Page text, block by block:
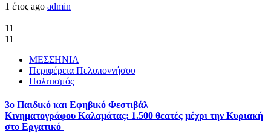
1 έτος ago admin
11
11
ΜΕΣΣΗΝΙΑ
Περιφέρεια Πελοποννήσου
Πολιτισμός
3ο Παιδικό και Εφηβικό Φεστιβάλ
Κινηματογράφου Καλαμάτας: 1.500 θεατές μέχρι την Κυριακή
στο Εργατικό